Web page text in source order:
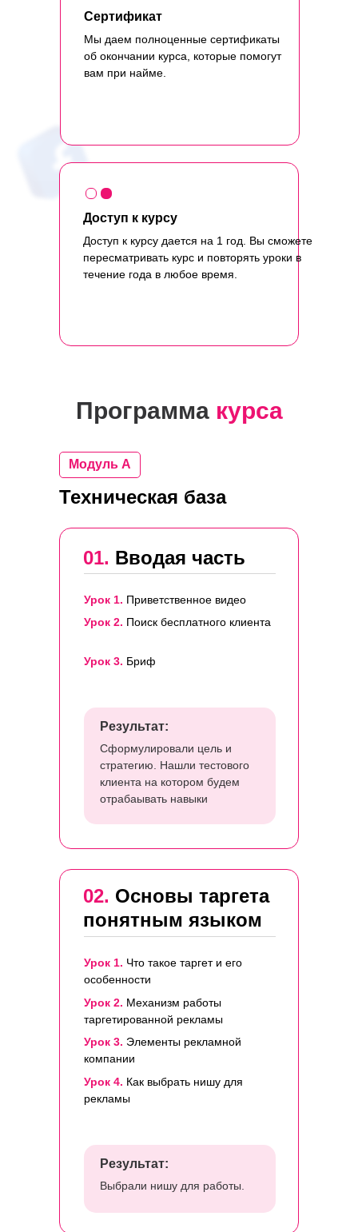
Сертификат
Мы даем полноценные сертификаты
об окончании курса, которые помогут
вам при найме.
Доступ к курсу
Доступ к курсу дается на 1 год. Вы сможете
пересматривать курс и повторять уроки в
течение года в любое время.
Программа курса
Модуль A
Техническая база
01. Вводая часть
Урок 1. Приветственное видео
Урок 2. Поиск бесплатного клиента
Урок 3. Бриф
Результат:
Сформулировали цель и
стратегию. Нашли тестового
клиента на котором будем
отрабаывать навыки
02. Основы таргета
понятным языком
Урок 1. Что такое таргет и его
особенности
Урок 2. Механизм работы
таргетированной рекламы
Урок 3. Элементы рекламной
компании
Результат:
Выбрали нишу для работы.
Урок 4. Как выбрать нишу для
рекламы